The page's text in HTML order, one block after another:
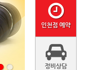
인천점 예약
정비상담